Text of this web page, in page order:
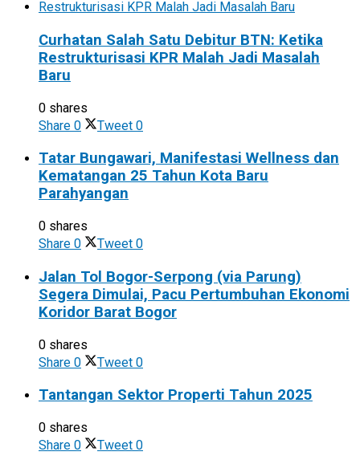
Curhatan Salah Satu Debitur BTN: Ketika
Restrukturisasi KPR Malah Jadi Masalah
Baru
0 shares
Share 0 Tweet 0
Tatar Bungawari, Manifestasi Wellness dan
Kematangan 25 Tahun Kota Baru
Parahyangan
0 shares
Share 0 Tweet 0
Jalan Tol Bogor-Serpong (via Parung)
Segera Dimulai, Pacu Pertumbuhan Ekonomi
Koridor Barat Bogor
0 shares
Share 0 Tweet 0
Tantangan Sektor Properti Tahun 2025
0 shares
Share 0 Tweet 0